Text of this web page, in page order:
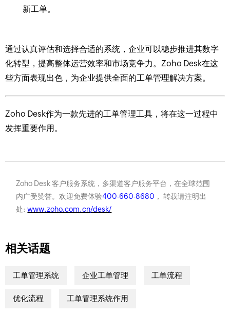
新工单。
通过认真评估和选择合适的系统，企业可以稳步推进其数字
化转型，提高整体运营效率和市场竞争力。Zoho Desk在这
些方面表现出色，为企业提供全面的工单管理解决方案。
Zoho Desk作为一款先进的工单管理工具，将在这一过程中
发挥重要作用。
Zoho Desk 客户服务系统，多渠道客户服务平台，在全球范围
内广受赞誉。欢迎免费体验400-660-8680 ， 转载请注明出
处:www.zoho.com.cn/desk/
相关话题
工单管理系统 企业工单管理 工单流程
优化流程 工单管理系统作用